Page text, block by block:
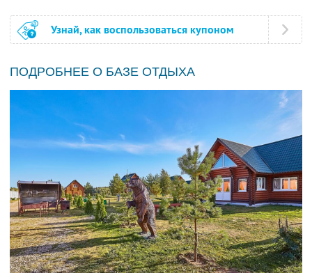
Узнай, как воспользоваться купоном
ПОДРОБНЕЕ О БАЗЕ ОТДЫХА